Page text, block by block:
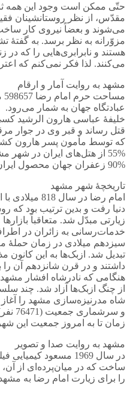
حتّی ممکن است وجود این همه
مقدّس، از نظر روستانشینان
می‌شوند و بعضاً نیروی کار
مزوّرانه به نظر برسد. به گفتۀ
هستند و نابرابری‌هایی را که
می‌کنند. لذا فکر نمی‌کنم که
مشهد به روایت آمار و ارقام
عبادتگاه جهان به شمار می‌رود.
خلیفۀ عباسی هارون الرشید
قتل رساند و قبر وی در جوار
که توسط مأمون پسر هارون
55% از هتل‌های ایران در شهر مشهد واقع شده است.
90% زعفران جهان محصول ایران است.
تاریخچۀ شهر مشهد
امام رضا در
دنیا رفت و بدین ترتیب بود که
زیارتی مبدّل شد. متعاقباً
خدمات‌رسانی به زائران در
سیزدهم میلادی در زمان حملۀ
تبدیل شد. ازبک‌ها به این
داشتند و در قرن شانزدهم آن را
هنگامی که نادرشاه افشار مشهد
از چنگ ازبک‌ها آزاد شد. چند
شاه مدرنیزه‌سازی مشهد را آغاز
و
زمان تا به امروز جمعیت این
مشهد به روایت صدا و تصویر
در سال 1969 مسعود
ساخت که در میان‌پرده‌ای از
را برای زیارت امام رضا به